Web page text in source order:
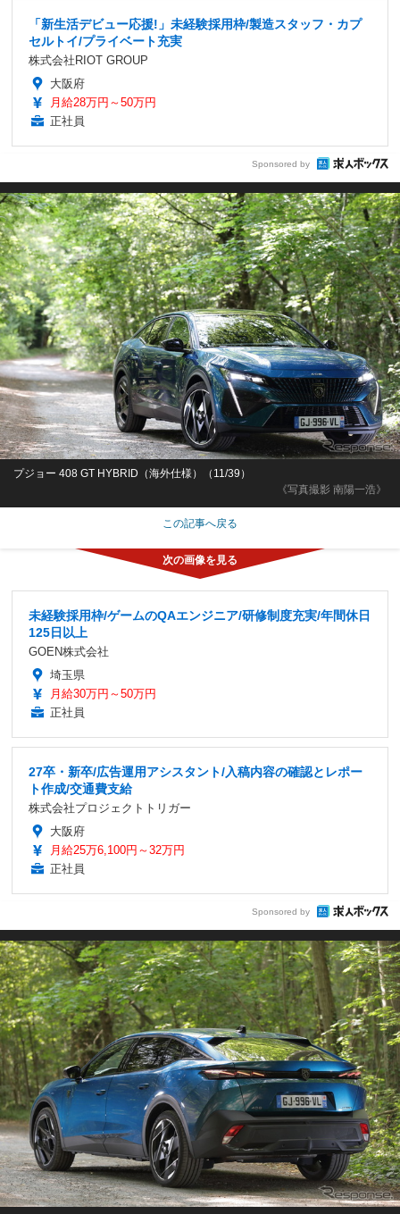
「新生活デビュー応援!」未経験採用枠/製造スタッフ・カプ
セルトイ/プライベート充実
株式会社RIOT GROUP
大阪府
月給28万円～50万円
正社員
Sponsored by
《写真撮影 南陽一浩》
プジョー 408 GT HYBRID（海外仕様）（11/39）
この記事へ戻る
未経験採用枠/ゲームのQAエンジニア/研修制度充実/年間休日
125日以上
GOEN株式会社
埼玉県
月給30万円～50万円
正社員
27卒・新卒/広告運用アシスタント/入稿内容の確認とレポー
ト作成/交通費支給
株式会社プロジェクトトリガー
大阪府
月給25万6,100円～32万円
正社員
Sponsored by